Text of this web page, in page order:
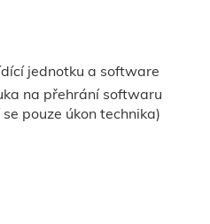
jednotku a software
na přehrání softwaru
pouze úkon technika)